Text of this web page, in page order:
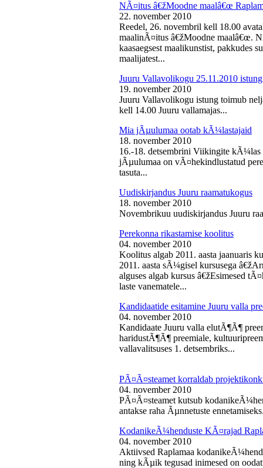
NÃ¤itus â€žMoodne maalâ€œ
22. november 2010
Reedel, 26. novembril kell 18.00
maalinÃ¤itus â€žMoodne maalâ€œ.
kaasaegsest maalikunstist, pakkudes
maalijatest...
Juuru Vallavolikogu 25.11.2010 istung
19. november 2010
Juuru Vallavolikogu istung toimub
kell 14.00 Juuru vallamajas...
Mia jÃµulumaa ootab kÃ¼lastajaid
18. november 2010
16.-18. detsembrini Viikingite
jÃµulumaa on vÃ¤hekindlustatud
tasuta...
Uudiskirjandus Juuru raamatukogus
18. november 2010
Novembrikuu uudiskirjandus Juuru
Perekonna rikastamise koolitus
04. november 2010
Koolitus algab 2011. aasta jaanuaris
2011. aasta sÃ¼gisel kursusega
alguses algab kursus â€žEsimesed
laste vanematele...
Kandidaatide esitamine Juuru valla
04. november 2010
Kandidaate Juuru valla elutÃ¶Ã¶
haridustÃ¶Ã¶ preemiale,
vallavalitsuses 1. detsembriks...
PÃ¤Ã¤steamet korraldab
04. november 2010
PÃ¤Ã¤steamet kutsub
antakse raha Ãµnnetuste
KodanikeÃ¼henduste KÃ¤rajad
04. november 2010
Aktiivsed Raplamaa
ning kÃµik tegusad inimesed on